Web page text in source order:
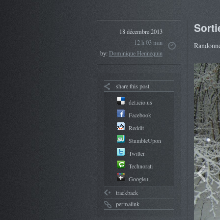
18 décembre 2013
12 h 03 min
by:Dominique Hennequin
share this post
del.icio.us
Facebook
Reddit
StumbleUpon
Twitter
Technorati
Google+
trackback
permalink